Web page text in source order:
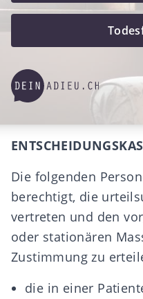
Die folgenden
berechtigt, die
vertreten und den
oder stationären
Zustimmung zu
die in einer